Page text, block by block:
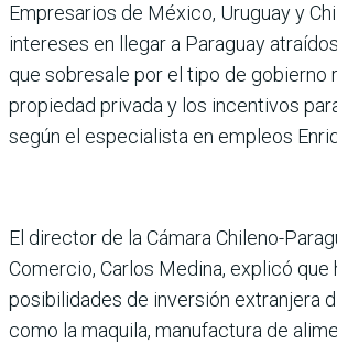
Empresarios de México, Uru­guay y
intereses en llegar a Paraguay
que sobresale por el tipo de gobierno
propiedad privada y los incentivos
según el especialista en empleos
El director de la Cámara Chi­leno-
Comercio, Carlos Medina, explicó que
posibilidades de inversión extranjera
como la maquila, manufactura de